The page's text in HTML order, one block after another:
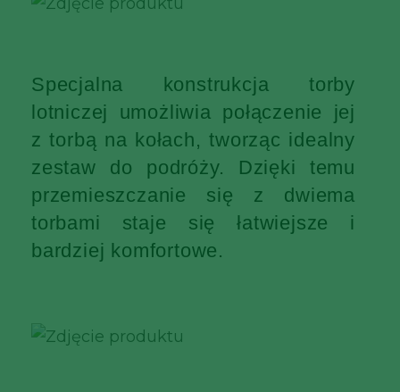
Specjalna konstrukcja torby
lotniczej umożliwia połączenie jej
z torbą na kołach, tworząc idealny
zestaw do podróży. Dzięki temu
przemieszczanie się z dwiema
torbami staje się łatwiejsze i
bardziej komfortowe.